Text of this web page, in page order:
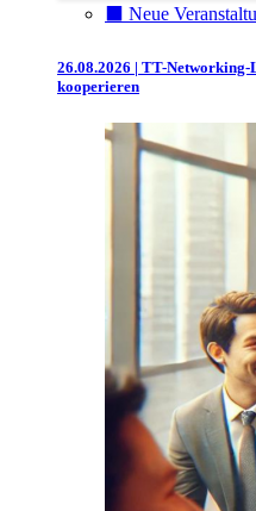
⬛️ Neue
26.08.2026 | TT-Networking-
kooperieren